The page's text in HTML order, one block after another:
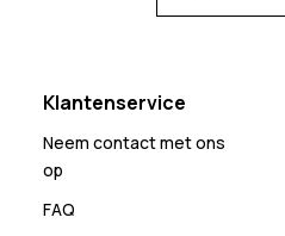
Klantenservice
Neem contact met ons
op
FAQ